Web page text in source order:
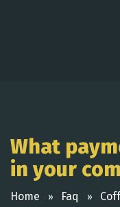
What
in your
Home Faq